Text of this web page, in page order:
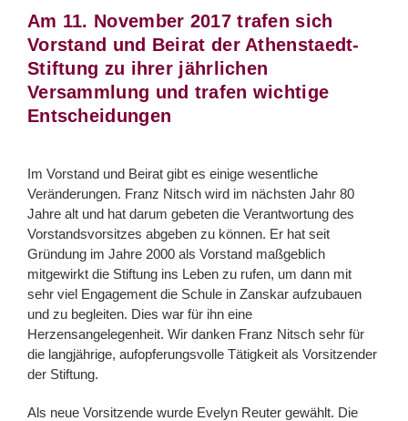
Transparenz
Am 11. November 2017 trafen sich
Vorstand und Beirat der Athenstaedt-
Stiftung zu ihrer jährlichen
Versammlung und trafen wichtige
Entscheidungen
Im Vorstand und Beirat gibt es einige wesentliche
Veränderungen. Franz Nitsch wird im nächsten Jahr 80
Jahre alt und hat darum gebeten die Verantwortung des
Vorstandsvorsitzes abgeben zu können. Er hat seit
Gründung im Jahre 2000 als Vorstand maßgeblich
mitgewirkt die Stiftung ins Leben zu rufen, um dann mit
sehr viel Engagement die Schule in Zanskar aufzubauen
und zu begleiten. Dies war für ihn eine
Herzensangelegenheit. Wir danken Franz Nitsch sehr für
die langjährige, aufopferungsvolle Tätigkeit als Vorsitzender
der Stiftung.
Als neue Vorsitzende wurde Evelyn Reuter gewählt. Die